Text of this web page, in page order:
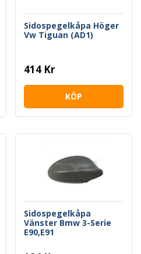
Sidospegelkåpa Höger
Vw Tiguan (AD1)
414 Kr
KÖP
Sidospegelkåpa
Vänster Bmw 3-Serie
E90,E91